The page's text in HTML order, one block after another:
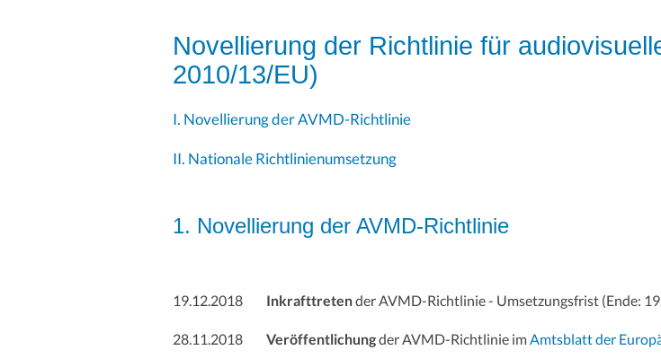
Novellierung der Richtlinie für
2010/13/EU)
I. Novellierung der AVMD-Richtlinie
II. Nationale Richtlinienumsetzung
1. Novellierung der AVMD-Richtlinie
19.12.2018 Inkrafttretender AVMD-Richtlinie - Umsetzungsfrist (Ende:
28.11.2018 Veröffentlichungder AVMD-Richtlinie imAmtsblatt der